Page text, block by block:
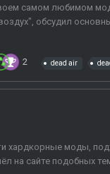
самом любимом
обсудил
2 dead air
хардкорные моды,
на сайте подобных